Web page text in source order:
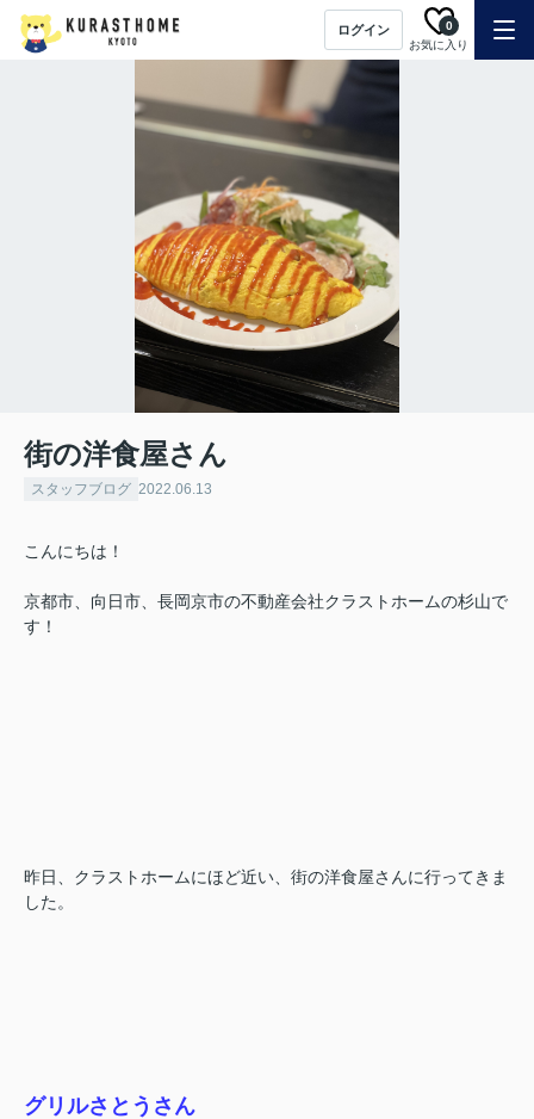
ログイン
お気に入り
0
街の洋食屋さん
スタッフブログ 2022.06.13
こんにちは！
京都市、向日市、長岡京市の不動産会社クラストホームの杉山で
す！
昨日、クラストホームにほど近い、街の洋食屋さんに行ってきま
した。
グリルさとうさん